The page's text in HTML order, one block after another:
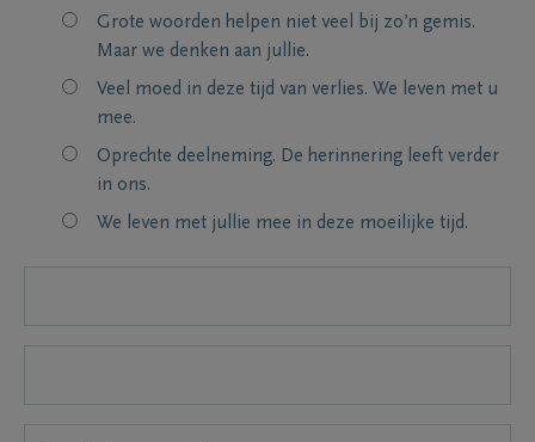
Grote woorden helpen niet veel bij zo’n gemis.
Maar we denken aan jullie.
Veel moed in deze tijd van verlies. We leven met u
mee.
Oprechte deelneming. De herinnering leeft verder
in ons.
We leven met jullie mee in deze moeilijke tijd.